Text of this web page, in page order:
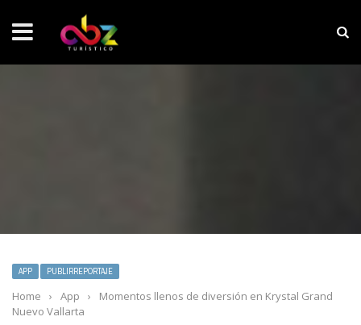
NOTICIAS SOBRESALIENTES
APP PUBLIRREPORTAJE
Home › App ›
Momentos llenos de diversión en Krystal Grand
Nuevo Vallarta